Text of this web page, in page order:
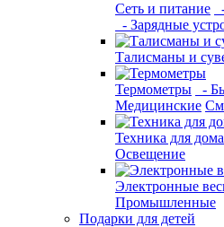
Сеть и питание
- Зарядные
Талисманы и
Термометры -
Медицинские
Техника для дома
Освещение
Электронные
Промышленные
Подарки для детей